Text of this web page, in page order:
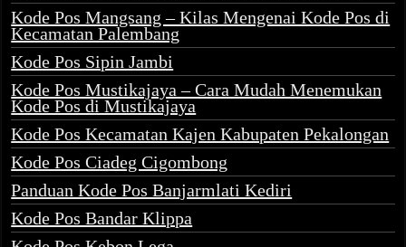
Kode Pos Mangsang – Kilas Mengenai Kode Pos di
Kecamatan Palembang
Kode Pos Sipin Jambi
Kode Pos Mustikajaya – Cara Mudah Menemukan
Kode Pos di Mustikajaya
Kode Pos Kecamatan Kajen Kabupaten Pekalongan
Kode Pos Ciadeg Cigombong
Panduan Kode Pos Banjarmlati Kediri
Kode Pos Bandar Klippa